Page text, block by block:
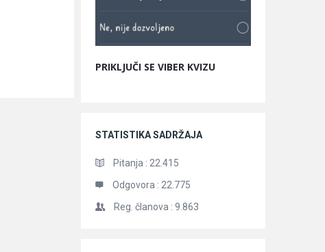
PRIKLJUČI SE VIBER KVIZU
STATISTIKA SADRŽAJA
Pitanja : 22.415
Odgovora : 22.775
Reg. članova : 9.863